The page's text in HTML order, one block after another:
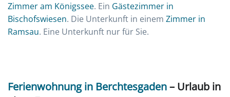
Zimmer am Königssee. Ein Gästezimmer in
Bischofswiesen. Die Unterkunft in einem Zimmer in
Ramsau. Eine Unterkunft nur für Sie.
Ferienwohnung in Berchtesgaden– Urlaub in